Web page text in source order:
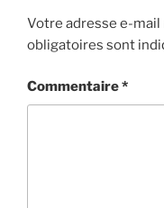
Votre adresse e-mail
obligatoires sont
Commentaire*